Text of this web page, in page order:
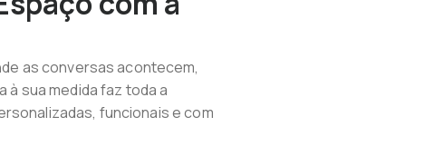
as conversas acontecem,
à sua medida faz toda a
funcionais e com